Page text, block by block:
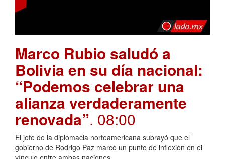
Marco Rubio saludó a
Bolivia en su día nacional:
“Podemos celebrar una
alianza verdaderamente
renovada”. 08:00
El jefe de la diplomacia norteamericana subrayó que el
gobierno de Rodrigo Paz marcó un punto de inflexión en el